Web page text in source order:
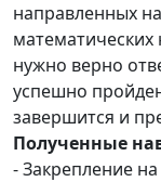
направленных
математических
нужно верно
успешно
завершится и
Полученные
- Закрепление